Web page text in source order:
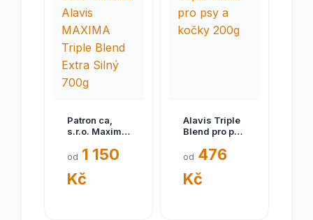
Patron ca,
s.r.o. Maxima
MAXIMA
Extra Silný
700g
od 1 150
Kč
Alavis Triple
Blend pro psy
od 476
Kč